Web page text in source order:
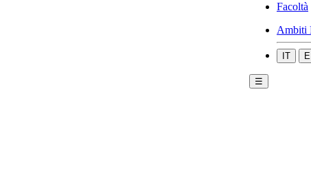
Facoltà
Ambiti
IT
☰